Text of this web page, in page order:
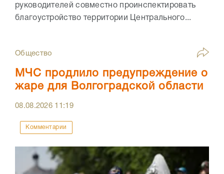
руководителей совместно проинспектировать
благоустройство территории Центрального...
Общество
МЧС продлило предупреждение о
жаре для Волгоградской области
08.08.2026 11:19
Комментарии